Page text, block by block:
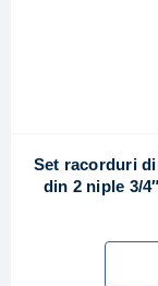
Set racorduri
din 2 niple 3/